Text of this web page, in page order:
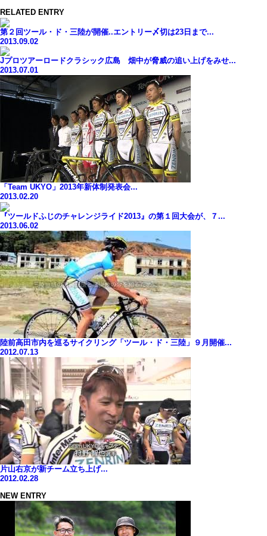
RELATED ENTRY
第２回ツール・ド・三陸が開催..エントリー〆切は23日まで...
2013.09.02
Jプロツアーロードクラシック広島 畑中が脅威の追い上げをみせ...
2013.07.01
「Team UKYO」2013年新体制発表会...
2013.02.20
『ツールドふじのチャレンジライド2013』の第１回大会が、７...
2013.06.02
陸前高田市内を巡るサイクリング「ツール・ド・三陸」９月開催...
2012.07.13
片山右京が新チーム立ち上げ...
2012.02.28
NEW ENTRY